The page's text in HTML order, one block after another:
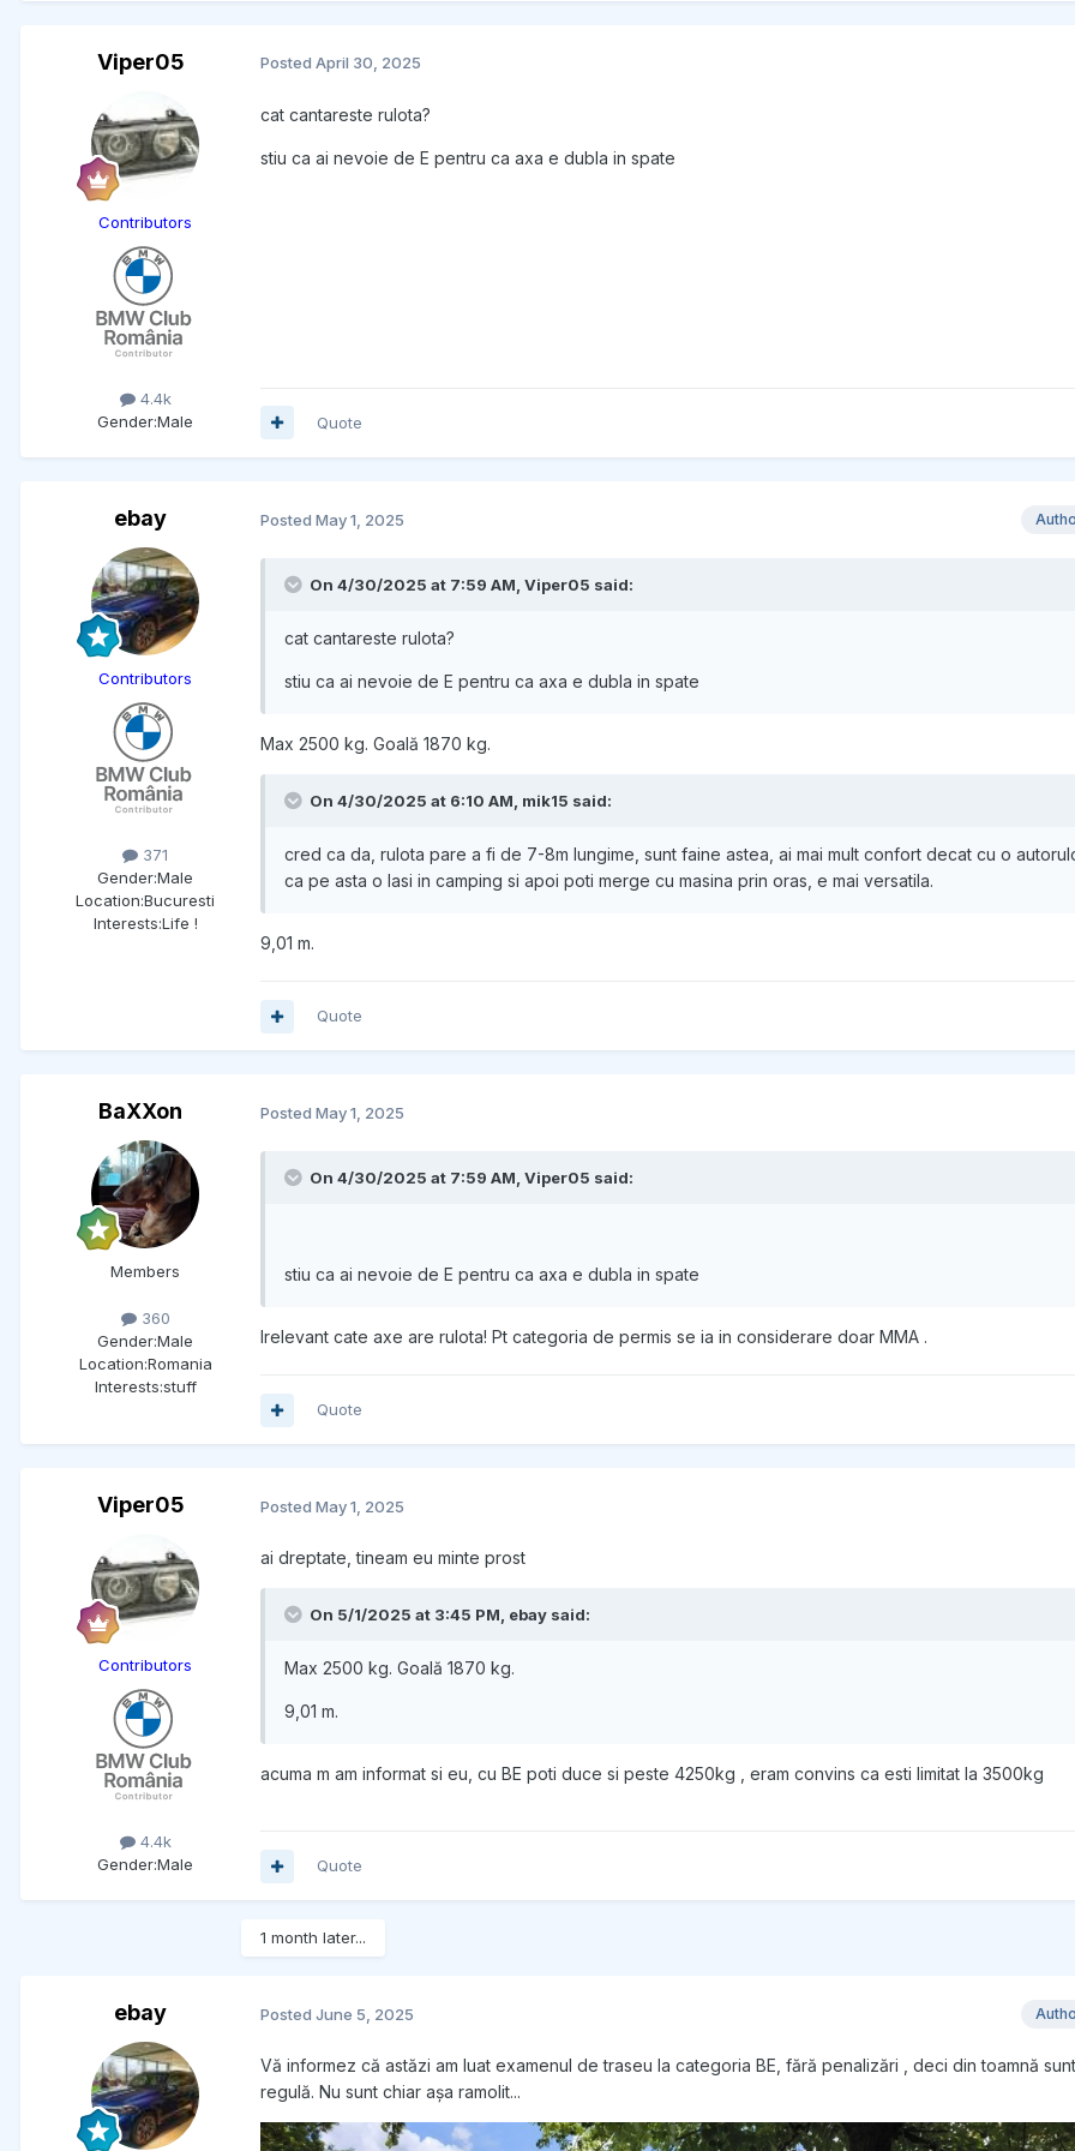
Viper05
Contributors
4.4k
Gender:Male
Posted April 30, 2025
cat cantareste rulota?
stiu ca ai nevoie de E pentru ca axa e dubla in spate
Quote
ebay
Contributors
371
Gender:Male
Location:Bucuresti
Interests:Life !
Posted May 1, 2025
On 4/30/2025 at 7:59 AM, Viper05 said:
cat cantareste rulota?
stiu ca ai nevoie de E pentru ca axa e dubla in spate
Max 2500 kg. Goală 1870 kg.
On 4/30/2025 at 6:10 AM, mik15 said:
cred ca da, rulota pare a fi de 7-8m lungime, sunt faine astea, ai mai mult confort decat cu o
ca pe asta o lasi in camping si apoi poti merge cu masina prin oras, e mai versatila.
9,01 m.
Quote
BaXXon
Members
360
Gender:Male
Location:Romania
Interests:stuff
Posted May 1, 2025
On 4/30/2025 at 7:59 AM, Viper05 said:
stiu ca ai nevoie de E pentru ca axa e dubla in spate
Irelevant cate axe are rulota! Pt categoria de permis se ia in considerare doar MMA .
Quote
Viper05
Contributors
4.4k
Gender:Male
Posted May 1, 2025
ai dreptate, tineam eu minte prost
On 5/1/2025 at 3:45 PM, ebay said:
Max 2500 kg. Goală 1870 kg.
9,01 m.
acuma m am informat si eu, cu BE poti duce si peste 4250kg , eram convins ca esti limitat la 3500kg
Quote
1 month later...
ebay Posted June 5, 2025
Vă informez că astăzi am luat examenul de traseu la categoria BE, fără penalizări , deci din toamnă
regulă. Nu sunt chiar așa ramolit...